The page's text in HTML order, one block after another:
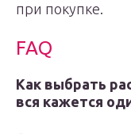
при покупке.
FAQ
Как выбрать
вся кажется